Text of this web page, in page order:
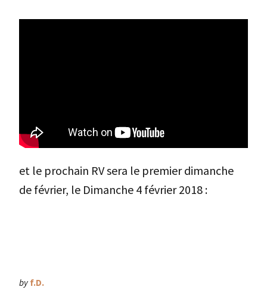
et le prochain RV sera le premier dimanche
de février, le Dimanche 4 février 2018 :
by f.D.